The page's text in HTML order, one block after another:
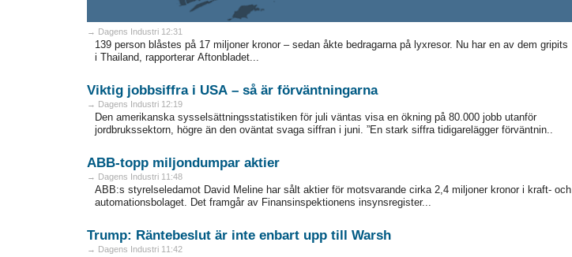
→ Dagens Industri 12:31
139 person blåstes på 17 miljoner kronor – sedan åkte bedragarna på lyxresor. Nu har en av dem gripits
i Thailand, rapporterar Aftonbladet...
Viktig jobbsiffra i USA – så är förväntningarna
→ Dagens Industri 12:19
Den amerikanska sysselsättningsstatistiken för juli väntas visa en ökning på 80.000 jobb utanför
jordbrukssektorn, högre än den oväntat svaga siffran i juni. ”En stark siffra tidigarelägger förväntnin..
ABB-topp miljondumpar aktier
→ Dagens Industri 11:48
ABB:s styrelseledamot David Meline har sålt aktier för motsvarande cirka 2,4 miljoner kronor i kraft- och
automationsbolaget. Det framgår av Finansinspektionens insynsregister...
Trump: Räntebeslut är inte enbart upp till Warsh
→ Dagens Industri 11:42